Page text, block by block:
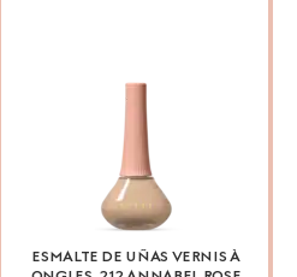
ESMALTE DE UÑAS VERNIS À